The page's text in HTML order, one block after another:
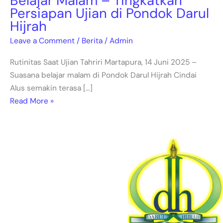
Persiapan Ujian di Pondok Darul
Hijrah
Leave a Comment / Berita / Admin
Rutinitas Saat Ujian Tahriri Martapura, 14 Juni 2025 –
Suasana belajar malam di Pondok Darul Hijrah Cindai
Alus semakin terasa […]
Read More »